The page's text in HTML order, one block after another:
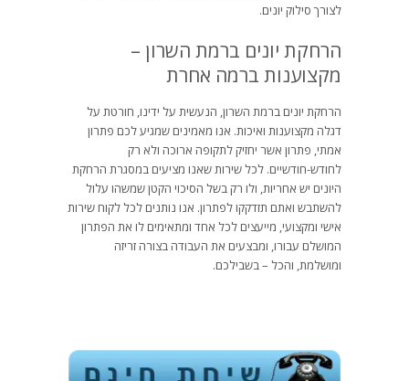
לצורך סילוק יונים.
הרחקת יונים ברמת השרון –
מקצוענות ברמה אחרת
הרחקת יונים ברמת השרון, הנעשית על ידינו, חורטת על
דגלה מקצוענות ואיכות. אנו מאמינים שמגיע לכם פתרון
אמתי, פתרון אשר יחזיק לתקופה ארוכה ולא רק
לחודש-חודשיים. לכל שירות שאנו מציעים במסגרת הרחקת
היונים יש אחריות, ולו רק בשל הסיכוי הקטן שמשהו עלול
להשתבש ואתם תזדקקו לפתרון. אנו נותנים לכל לקוח שירות
אישי ומקצועי, מייעצים לכל אחד ומתאימים לו את הפתרון
המושלם עבורו, ומבצעים את העבודה בצורה זריזה
ומושלמת, והכל – בשבילכם.